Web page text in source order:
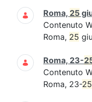
Roma, 25
Contenuto
Roma, 25
Roma, 23-
Contenuto
Roma, 23-25